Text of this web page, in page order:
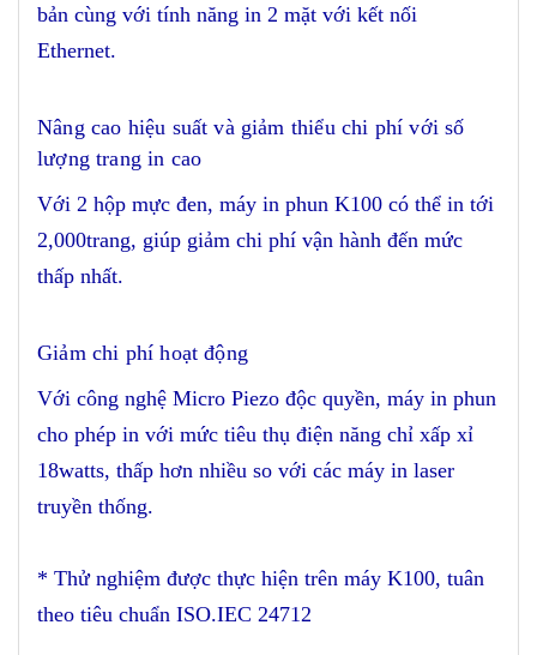
bản cùng với tính năng in 2 mặt với kết nối
Ethernet.
Nâng cao hiệu suất và giảm thiểu chi phí với số
lượng trang in cao
Với 2 hộp mực đen, máy in phun K100 có thể in tới
2,000trang, giúp giảm chi phí vận hành đến mức
thấp nhất.
Giảm chi phí hoạt động
Với công nghệ Micro Piezo độc quyền, máy in phun
cho phép in với mức tiêu thụ điện năng chỉ xấp xỉ
18watts, thấp hơn nhiều so với các máy in laser
truyền thống.
* Thử nghiệm được thực hiện trên máy K100, tuân
theo tiêu chuẩn ISO.IEC 24712